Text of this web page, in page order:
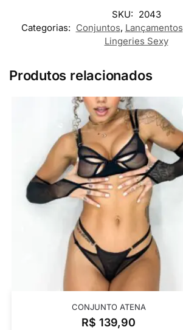
SKU: 2043
Categorias: Conjuntos, Lançamentos
Lingeries Sexy
Produtos relacionados
CONJUNTO ATENA
R$ 139,90